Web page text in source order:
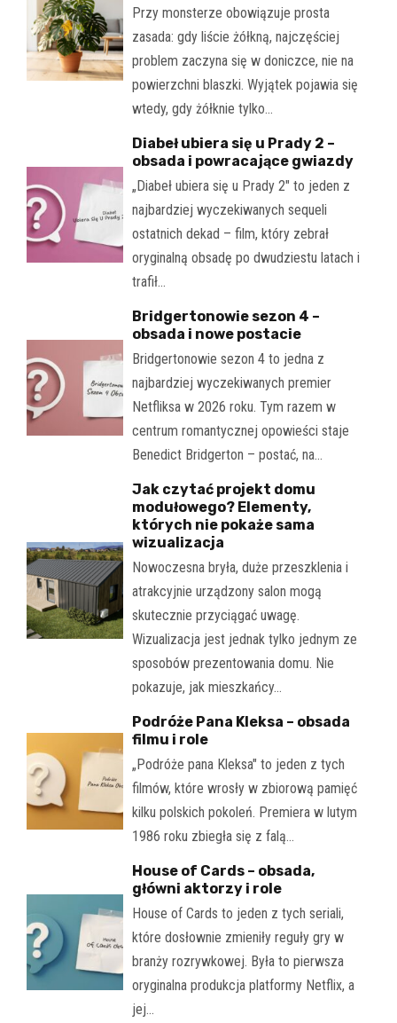
Przy monsterze obowiązuje prosta
zasada: gdy liście żółkną, najczęściej
problem zaczyna się w doniczce, nie na
powierzchni blaszki. Wyjątek pojawia się
wtedy, gdy żółknie tylko…
Diabeł ubiera się u Prady 2 –
obsada i powracające gwiazdy
„Diabeł ubiera się u Prady 2" to jeden z
najbardziej wyczekiwanych sequeli
ostatnich dekad – film, który zebrał
oryginalną obsadę po dwudziestu latach i
trafił…
Bridgertonowie sezon 4 –
obsada i nowe postacie
Bridgertonowie sezon 4 to jedna z
najbardziej wyczekiwanych premier
Netfliksa w 2026 roku. Tym razem w
centrum romantycznej opowieści staje
Benedict Bridgerton – postać, na…
Jak czytać projekt domu
modułowego? Elementy,
których nie pokaże sama
wizualizacja
Nowoczesna bryła, duże przeszklenia i
atrakcyjnie urządzony salon mogą
skutecznie przyciągać uwagę.
Wizualizacja jest jednak tylko jednym ze
sposobów prezentowania domu. Nie
pokazuje, jak mieszkańcy…
Podróże Pana Kleksa – obsada
filmu i role
„Podróże pana Kleksa" to jeden z tych
filmów, które wrosły w zbiorową pamięć
kilku polskich pokoleń. Premiera w lutym
1986 roku zbiegła się z falą…
House of Cards – obsada,
główni aktorzy i role
House of Cards to jeden z tych seriali,
które dosłownie zmieniły reguły gry w
branży rozrywkowej. Była to pierwsza
oryginalna produkcja platformy Netflix, a
jej…